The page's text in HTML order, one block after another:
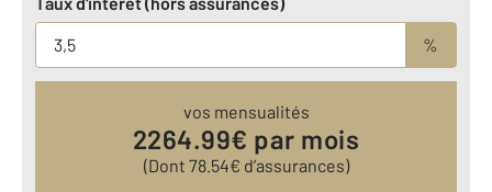
%
vos mensualités
2264.99€ par mois
(Dont 78.54€ d’assurances)